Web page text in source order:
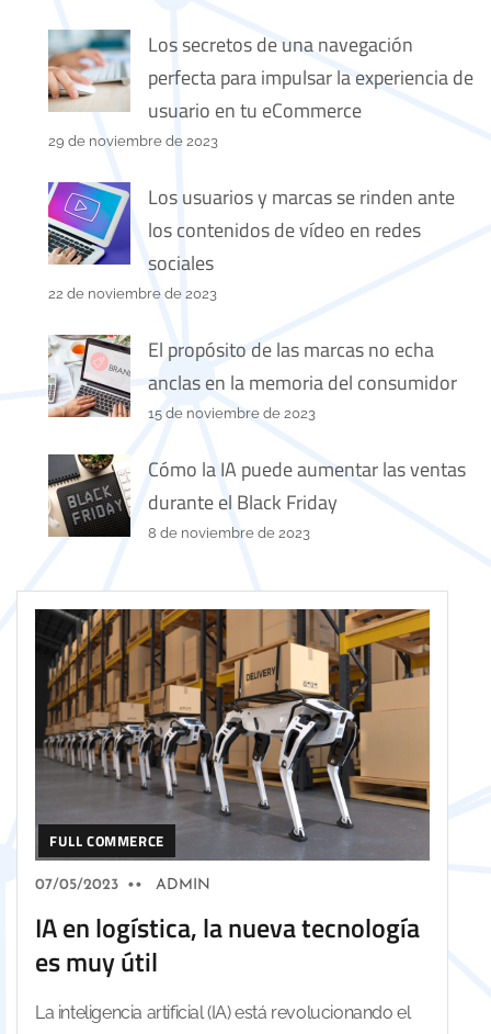
Los secretos de una navegación
perfecta para impulsar la experiencia de
usuario en tu eCommerce
29 de noviembre de 2023
Los usuarios y marcas se rinden ante
los contenidos de vídeo en redes
sociales
22 de noviembre de 2023
El propósito de las marcas no echa
anclas en la memoria del consumidor
15 de noviembre de 2023
Cómo la IA puede aumentar las ventas
durante el Black Friday
8 de noviembre de 2023
FULL COMMERCE
07/05/2023 •• ADMIN
IA en logística, la nueva tecnología
es muy útil
La inteligencia artificial (IA) está revolucionando el